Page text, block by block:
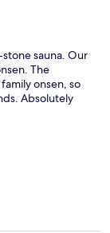
sauna. Our
The
onsen, so
Absolutely